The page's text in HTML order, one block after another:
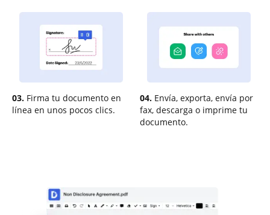
03. Firma tu documento en
línea en unos pocos clics.
04. Envía, exporta, envía por
fax, descarga o imprime tu
documento.